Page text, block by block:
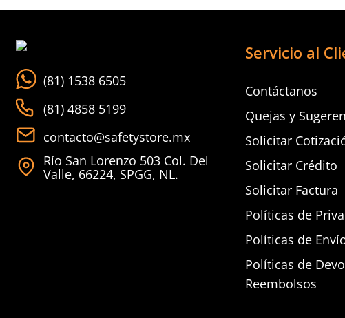
(81) 1538 6505
(81) 4858 5199
contacto@safetystore.mx
Río San Lorenzo 503 Col. Del
Valle, 66224, SPGG, NL.
Servicio al
Contáctanos
Quejas y
Solicitar
Solicitar Crédito
Solicitar Factura
Políticas de
Políticas de
Políticas de
Reembolsos